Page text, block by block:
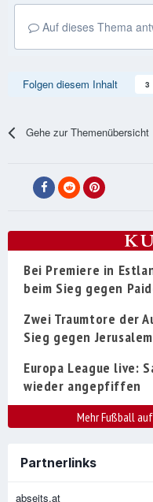
Auf dieses Thema
Folgen diesem Inhalt 3
Gehe zur Themenübersicht
Bei Premiere in
beim Sieg gegen
Zwei Traumtore der
Sieg gegen Jerusalem
Europa League live:
wieder angepfiffen
Mehr Fußball
Partnerlinks
abseits.at